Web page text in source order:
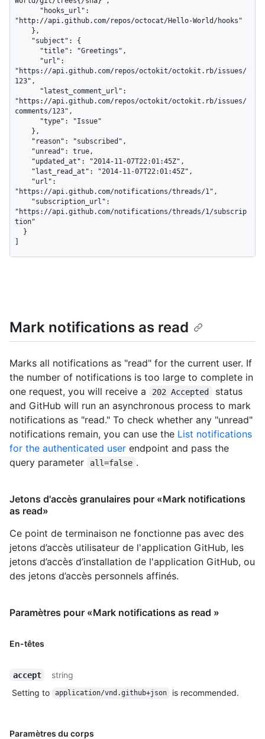
"http://api.github.com/repos/octocat/Hello-World/hooks"
"https://api.github.com/repos/octokit/octokit.rb/issues/
123",
"https://api.github.com/repos/octokit/octokit.rb/issues/
comments/123",
"https://api.github.com/notifications/threads/1",
"https://api.github.com/notifications/threads/1/subscrip
tion"
Mark notifications as read
Marks all notifications as "read" for the current user. If
the number of notifications is too large to complete in
one request, you will receive a
202 Accepted
status
and GitHub will run an asynchronous process to mark
notifications as "read." To check whether any "unread"
notifications remain, you can use the List notifications
for the authenticated user endpoint and pass the
query parameter
all=false .
Jetons d'accès granulaires pour «Mark notifications
as read»
Ce point de terminaison ne fonctionne pas avec des
jetons d’accès utilisateur de l'application GitHub, les
jetons d’accès d’installation de l'application GitHub, ou
des jetons d’accès personnels affinés.
Paramètres pour «Mark notifications as read »
En-têtes
accept
string
Setting to
application/vnd.github+json is recommended.
Paramètres du corps